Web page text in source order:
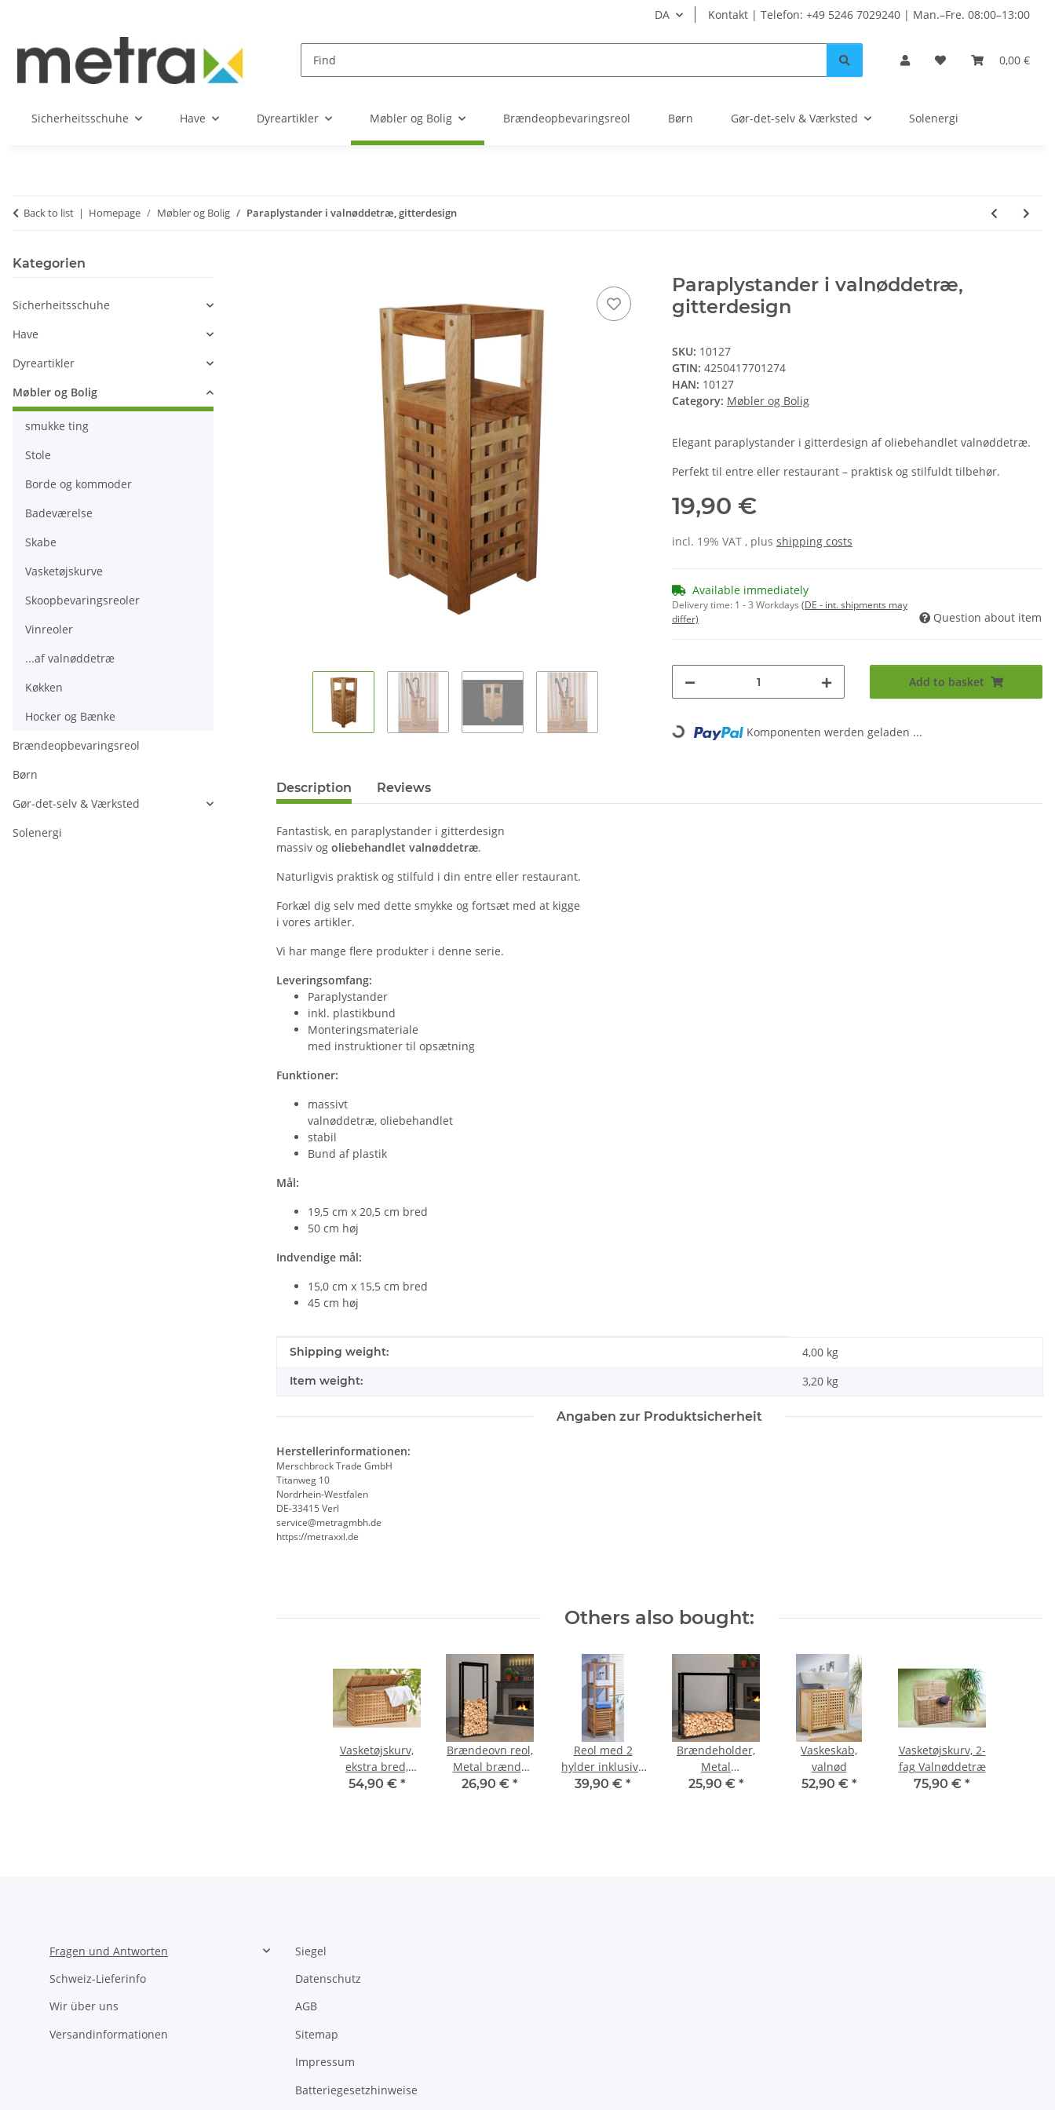
DA Kontakt | Telefon: +49 5246 7029240 | Man.–Fre. 08:00–13:00
0,00 €
Sicherheitsschuhe Have Dyreartikler Møbler og Bolig Brændeopbevaringsreol Børn Gør-det-selv & Værksted Solenergi
Back to list Homepage Møbler og Bolig Paraplystander i valnøddetræ, gitterdesign
Paraplystander i valnøddetræ,
gitterdesign
SKU: 10127
GTIN: 4250417701274
HAN: 10127
Category: Møbler og Bolig
Elegant paraplystander i gitterdesign af oliebehandlet valnøddetræ.
Perfekt til entre eller restaurant – praktisk og stilfuldt tilbehør.
19,90 €
incl. 19% VAT , plus shipping costs
Available immediately
Delivery time: 1 - 3 Workdays (DE - int. shipments may
differ)
Question about item
Add to basket
Loading... Komponenten werden geladen ...
Description Reviews
Fantastisk, en paraplystander i gitterdesign
massiv og oliebehandlet valnøddetræ.
Naturligvis praktisk og stilfuld i din entre eller restaurant.
Forkæl dig selv med dette smykke og fortsæt med at kigge
i vores artikler.
Vi har mange flere produkter i denne serie.
Leveringsomfang:
Paraplystander
inkl. plastikbund
Monteringsmateriale
med instruktioner til opsætning
Funktioner:
massivt
valnøddetræ, oliebehandlet
stabil
Bund af plastik
Mål:
19,5 cm x 20,5 cm bred
50 cm høj
Indvendige mål:
15,0 cm x 15,5 cm bred
45 cm høj
#productDetails.itemInformation#
#productDetails.itemValue#
Shipping weight: 4,00 kg
Item weight: 3,20 kg
Angaben zur Produktsicherheit
Herstellerinformationen:
Merschbrock Trade GmbH
Titanweg 10
Nordrhein-Westfalen
DE-33415 Verl
service@metragmbh.de
https://metraxxl.de
Others also bought:
Vasketøjskurv,
ekstra bred,
gitterdesign,
54,90 € *
Brændeovn reol,
Metal brænde
reol 60 x 25 x
26,90 € *
Reol med 2
hylder inklusive
skab
39,90 € *
Brændeholder,
Metal
Brændeholder
25,90 € *
Vaskeskab,
valnød
52,90 € *
Vasketøjskurv, 2-
fag Valnøddetræ
75,90 € *
Kategorien
Sicherheitsschuhe
Have
Dyreartikler
Møbler og Bolig
smukke ting
Stole
Borde og kommoder
Badeværelse
Skabe
Vasketøjskurve
Skoopbevaringsreoler
Vinreoler
...af valnøddetræ
Køkken
Hocker og Bænke
Brændeopbevaringsreol
Børn
Gør-det-selv & Værksted
Solenergi
Fragen und Antworten
Schweiz-Lieferinfo
Wir über uns
Versandinformationen
Siegel
Datenschutz
AGB
Sitemap
Impressum
Batteriegesetzhinweise